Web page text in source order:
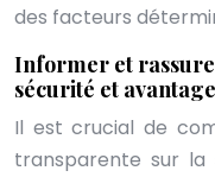
des facteurs
Informer et
sécurité et
Il est crucial de
transparente sur la